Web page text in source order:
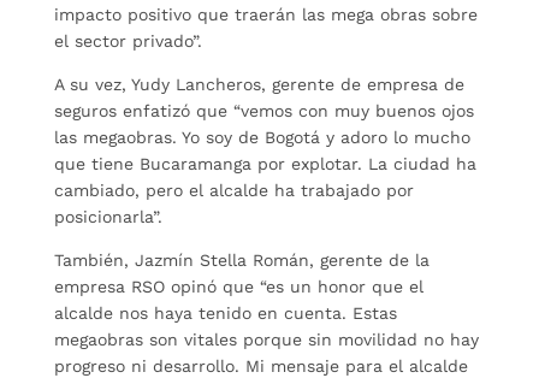
impacto positivo que traerán las mega obras sobre
el sector privado”.
A su vez, Yudy Lancheros, gerente de empresa de
seguros enfatizó que “vemos con muy buenos ojos
las megaobras. Yo soy de Bogotá y adoro lo mucho
que tiene Bucaramanga por explotar. La ciudad ha
cambiado, pero el alcalde ha trabajado por
posicionarla”.
También, Jazmín Stella Román, gerente de la
empresa RSO opinó que “es un honor que el
alcalde nos haya tenido en cuenta. Estas
megaobras son vitales porque sin movilidad no hay
progreso ni desarrollo. Mi mensaje para el alcalde